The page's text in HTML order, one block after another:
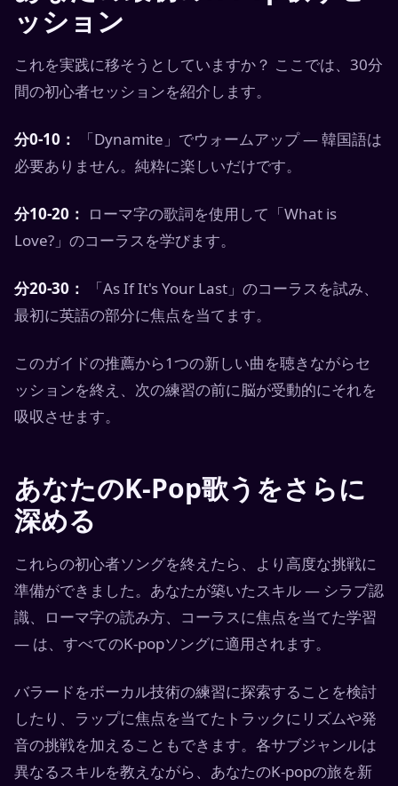
ッション
これを実践に移そうとしていますか？ ここでは、30分
間の初心者セッションを紹介します。
分0-10：
「Dynamite」でウォームアップ — 韓国語は
必要ありません。純粋に楽しいだけです。
分10-20： ローマ字の歌詞を使用して「What is
Love?」のコーラスを学びます。
分20-30：
「As If It's Your Last」のコーラスを試み、
最初に英語の部分に焦点を当てます。
このガイドの推薦から1つの新しい曲を聴きながらセ
ッションを終え、次の練習の前に脳が受動的にそれを
吸収させます。
あなたのK-Pop歌うをさらに
深める
これらの初心者ソングを終えたら、より高度な挑戦に
準備ができました。あなたが築いたスキル — シラブ認
識、ローマ字の読み方、コーラスに焦点を当てた学習
— は、すべてのK-popソングに適用されます。
バラードをボーカル技術の練習に探索することを検討
したり、ラップに焦点を当てたトラックにリズムや発
音の挑戦を加えることもできます。各サブジャンルは
異なるスキルを教えながら、あなたのK-popの旅を新